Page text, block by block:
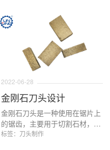
呢？针对这个问题，本文会进行
详细的说明。
2022-06-28
金刚石刀头设计
金刚石刀头是一种使用在锯片上
的锯齿，主要用于切割石材，混
凝土，瓷砖，沥青，砖块等产
标签：刀头制作